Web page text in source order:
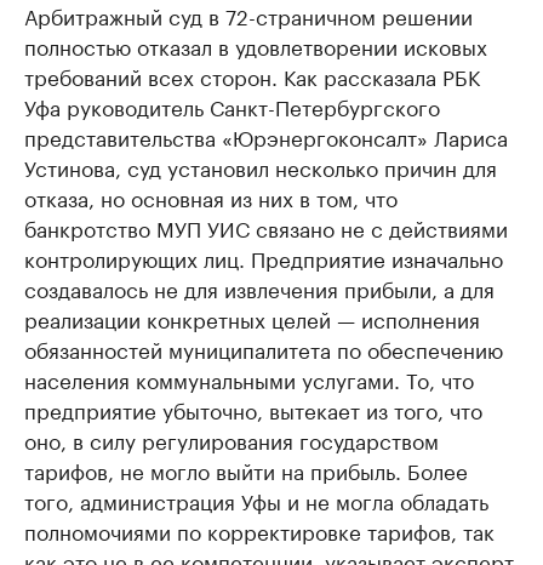
Арбитражный суд в 72-страничном решении
полностью отказал в удовлетворении исковых
требований всех сторон. Как рассказала РБК
Уфа руководитель Санкт-Петербургского
представительства «Юрэнергоконсалт» Лариса
Устинова, суд установил несколько причин для
отказа, но основная из них в том, что
банкротство МУП УИС связано не с действиями
контролирующих лиц. Предприятие изначально
создавалось не для извлечения прибыли, а для
реализации конкретных целей — исполнения
обязанностей муниципалитета по обеспечению
населения коммунальными услугами. То, что
предприятие убыточно, вытекает из того, что
оно, в силу регулирования государством
тарифов, не могло выйти на прибыль. Более
того, администрация Уфы и не могла обладать
полномочиями по корректировке тарифов, так